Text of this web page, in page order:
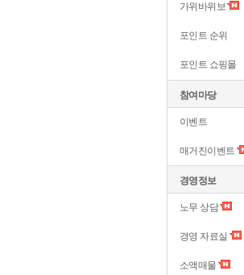
가위바위보
포인트 순위
포인트 쇼핑몰
참여마당
이벤트
매거진이벤트
경영정보
노무 상담
경영 자료실
소액매물